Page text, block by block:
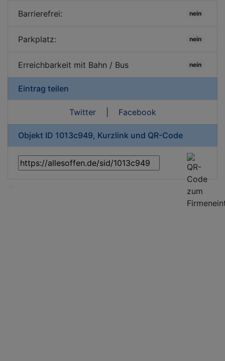
Barrierefrei: nein
Parkplatz: nein
Erreichbarkeit mit Bahn / Bus nein
Eintrag teilen
Twitter| Facebook
Objekt ID 1013c949, Kurzlink und QR-Code